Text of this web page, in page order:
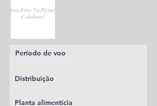
Período de voo
Distribuição
Planta alimentícia